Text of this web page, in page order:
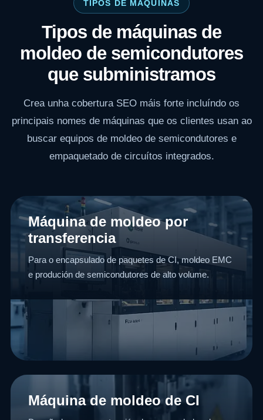
TIPOS DE MÁQUINAS
Tipos de máquinas de
moldeo de semicondutores
que subministramos
Crea unha cobertura SEO máis forte incluíndo os
principais nomes de máquinas que os clientes usan ao
buscar equipos de moldeo de semicondutores e
empaquetado de circuítos integrados.
Máquina de moldeo por
transferencia
Para o encapsulado de paquetes de CI, moldeo EMC
e produción de semicondutores de alto volume.
Máquina de moldeo de CI